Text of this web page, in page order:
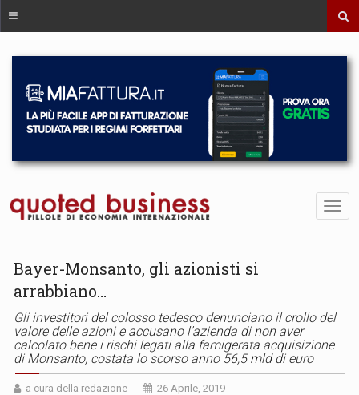
Bayer-Monsanto, gli azionisti si
arrabbiano…
Gli investitori del colosso tedesco denunciano il crollo del
valore delle azioni e accusano l’azienda di non aver
calcolato bene i rischi legati alla famigerata acquisizione
di Monsanto, costata lo scorso anno 56,5 mld di euro
a cura della redazione 26 Aprile, 2019